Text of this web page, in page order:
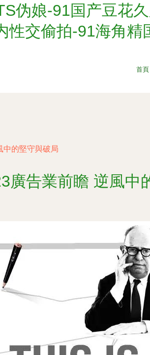
伪娘-91国产豆花
性交偷拍-91海角精
首頁
中的堅守與破局
廣告業前瞻 逆風中